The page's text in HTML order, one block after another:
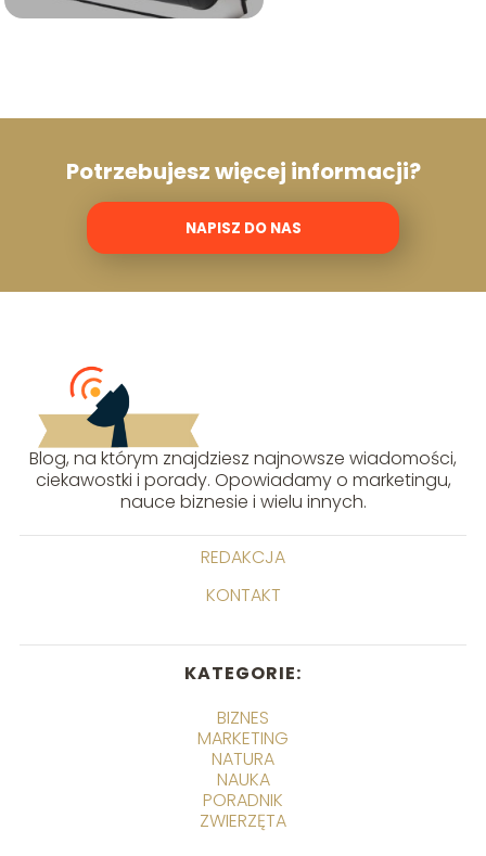
Potrzebujesz więcej informacji?
NAPISZ DO NAS
Blog, na którym znajdziesz najnowsze wiadomości,
ciekawostki i porady. Opowiadamy o marketingu,
nauce biznesie i wielu innych.
REDAKCJA
KONTAKT
KATEGORIE:
BIZNES
MARKETING
NATURA
NAUKA
PORADNIK
ZWIERZĘTA